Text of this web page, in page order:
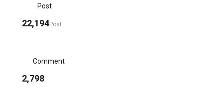
Post
22,194Post
Comment
2,798